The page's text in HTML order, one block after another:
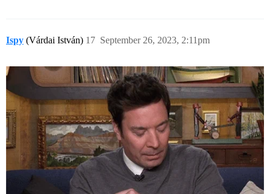
Ispy (Várdai István) September 26, 2023, 2:11pm
17